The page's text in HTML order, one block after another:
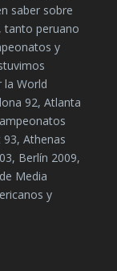
saber sobre
tanto peruano
y
la World
92, Atlanta
Athenas
Berlín 2009,
Media
y